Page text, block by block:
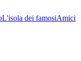
L'isola dei famosiAmici